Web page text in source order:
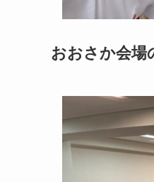
おおさか会場